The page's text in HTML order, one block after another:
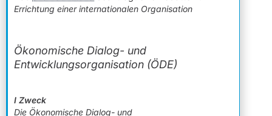
Errichtung einer internationalen Organisation
Ökonomische Dialog- und
Entwicklungsorganisation (ÖDE)
I Zweck
Die Ökonomische Dialog- und